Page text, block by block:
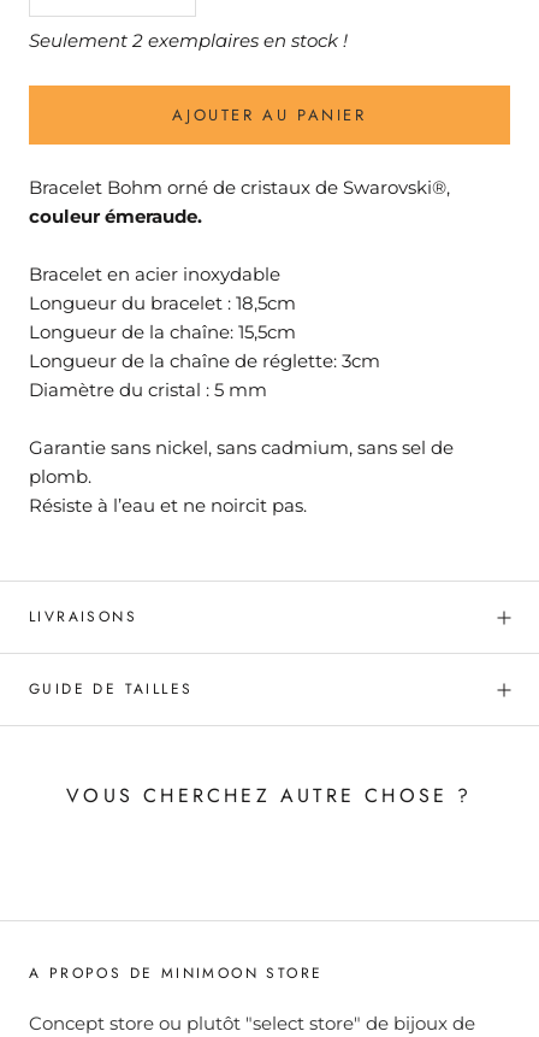
Seulement 2 exemplaires en stock !
AJOUTER AU PANIER
Bracelet Bohm orné de cristaux de Swarovski®,
couleur émeraude.
Bracelet en acier inoxydable
Longueur du bracelet : 18,5cm
Longueur de la chaîne: 15,5cm
Longueur de la chaîne de réglette: 3cm
Diamètre du cristal : 5 mm
Garantie sans nickel, sans cadmium, sans sel de
plomb.
Résiste à l’eau et ne noircit pas.
LIVRAISONS
GUIDE DE TAILLES
VOUS CHERCHEZ AUTRE CHOSE ?
A PROPOS DE MINIMOON STORE
Concept store ou plutôt "select store" de bijoux de